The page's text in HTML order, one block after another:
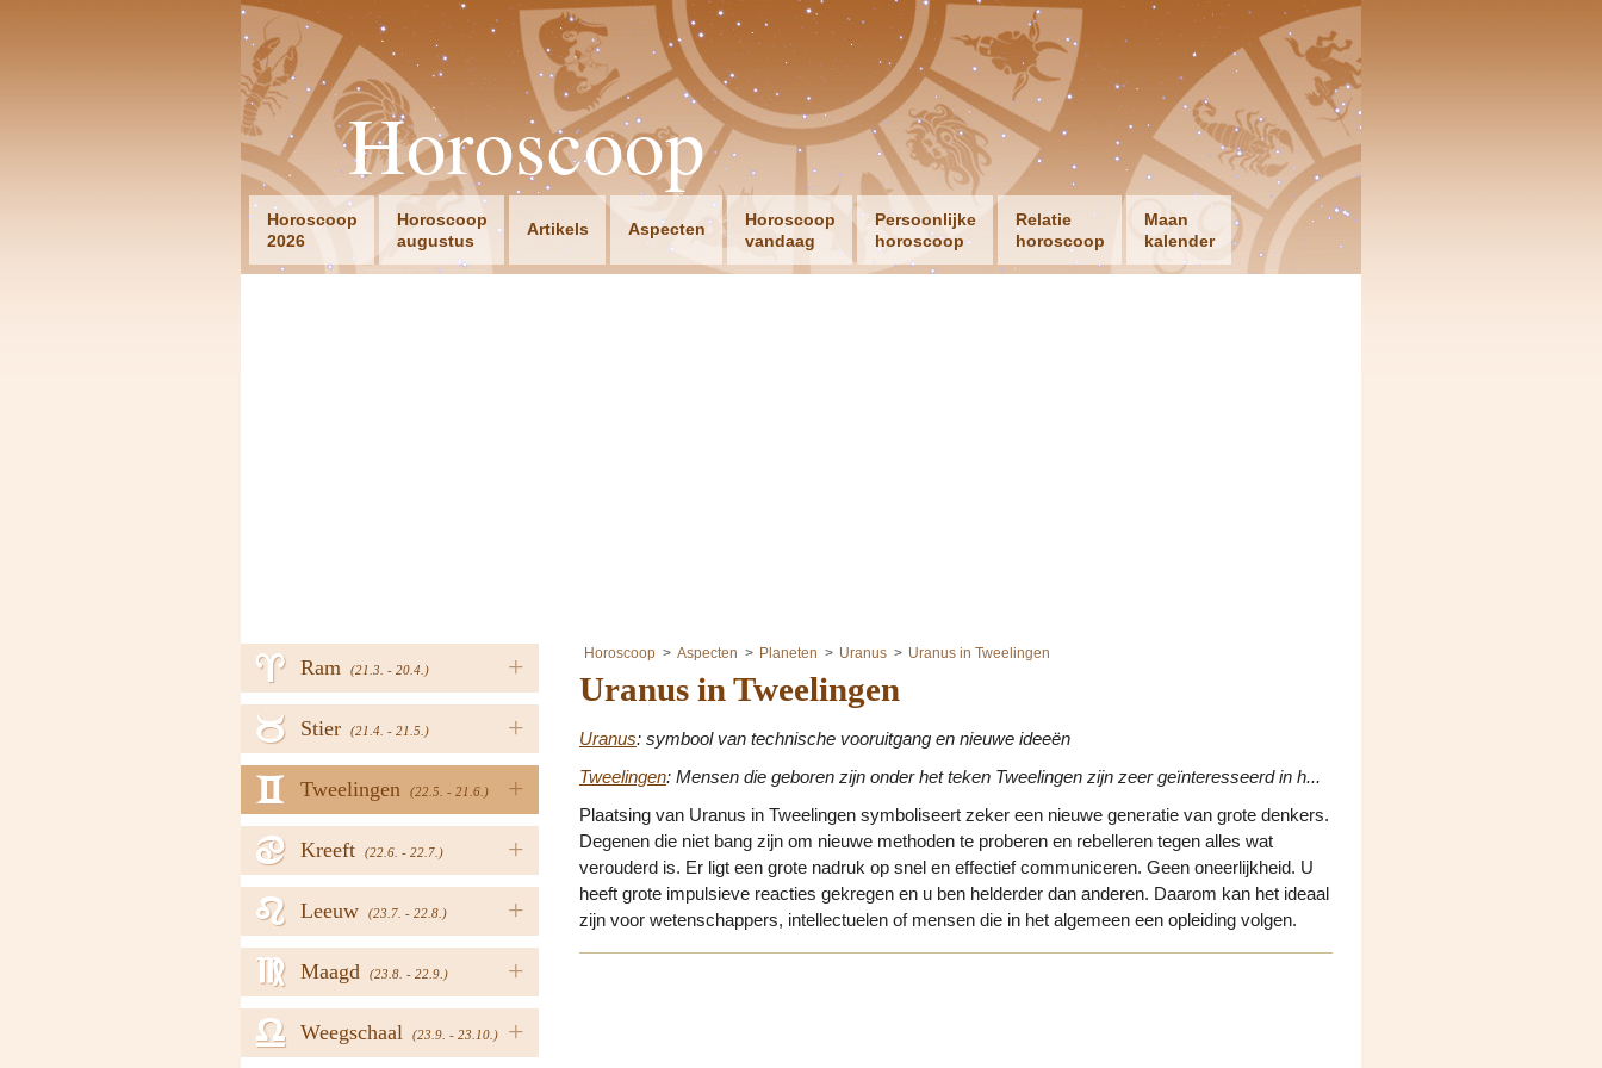
Horoscoop
Horoscoop
2026
Horoscoop
augustus
Artikels Aspecten
Horoscoop
vandaag
Persoonlijke
horoscoop
Relatie
horoscoop
Maan
kalender
+
Ram (21.3. - 20.4.)
a
+
Stier (21.4. - 21.5.)
b
+
Tweelingen (22.5. - 21.6.)
c
+
Kreeft (22.6. - 22.7.)
d
+
Leeuw (23.7. - 22.8.)
e
+
Maagd (23.8. - 22.9.)
f
+
Weegschaal (23.9. - 23.10.)
g
Horoscoop Aspecten Planeten Uranus Uranus in Tweelingen
Uranus in Tweelingen
Uranus: symbool van technische vooruitgang en nieuwe ideeën
Tweelingen: Mensen die geboren zijn onder het teken Tweelingen zijn zeer geïnteresseerd in h...
Plaatsing van Uranus in Tweelingen symboliseert zeker een nieuwe generatie van grote denkers.
Degenen die niet bang zijn om nieuwe methoden te proberen en rebelleren tegen alles wat
verouderd is. Er ligt een grote nadruk op snel en effectief communiceren. Geen oneerlijkheid. U
heeft grote impulsieve reacties gekregen en u ben helderder dan anderen. Daarom kan het ideaal
zijn voor wetenschappers, intellectuelen of mensen die in het algemeen een opleiding volgen.